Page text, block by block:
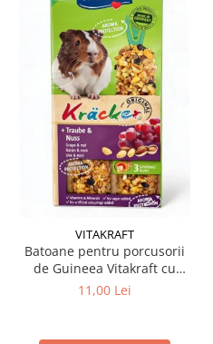
VITAKRAFT
Batoane pentru porcusorii
de Guineea Vitakraft cu
struguri & nuci 2 buc
11,00 Lei